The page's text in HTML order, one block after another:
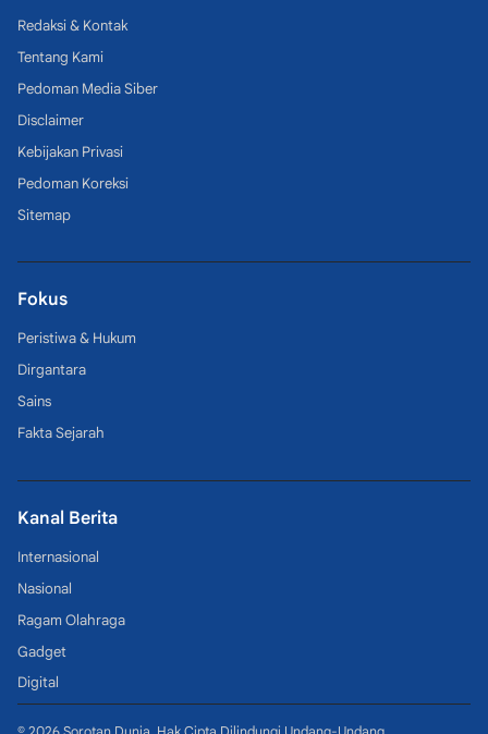
Redaksi & Kontak
Tentang Kami
Pedoman Media Siber
Disclaimer
Kebijakan Privasi
Pedoman Koreksi
Sitemap
Fokus
Peristiwa & Hukum
Dirgantara
Sains
Fakta Sejarah
Kanal Berita
Internasional
Nasional
Ragam Olahraga
Gadget
Digital